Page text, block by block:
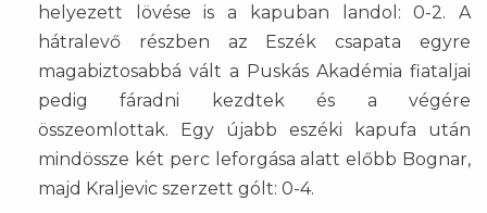
helyezett lövése is a kapuban landol: 0-2. A
hátralevő részben az Eszék csapata egyre
magabiztosabbá vált a Puskás Akadémia fiataljai
pedig fáradni kezdtek és a végére
összeomlottak. Egy újabb eszéki kapufa után
mindössze két perc leforgása alatt előbb Bognar,
majd Kraljevic szerzett gólt: 0-4.